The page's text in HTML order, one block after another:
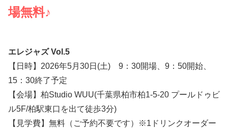
場無料♪
エレジャズ Vol.5
【日時】2026年5月30日(土) 9：30開場、9：50開始、
15：30終了予定
【会場】柏Studio WUU(千葉県柏市柏1-5-20 プールドゥビ
ル5F/柏駅東口を出て徒歩3分)
【見学費】無料（ご予約不要です）※1ドリンクオーダー